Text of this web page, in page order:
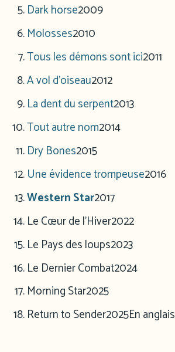
Dark horse2009
Molosses2010
Tous les démons sont ici2011
A vol d’oiseau2012
La dent du serpent2013
Tout autre nom2014
Dry Bones2015
Une évidence trompeuse2016
Western Star2017
Le Cœur de l’Hiver2022
Le Pays des loups2023
Le Dernier Combat2024
Morning Star2025
Return to Sender2025En anglais